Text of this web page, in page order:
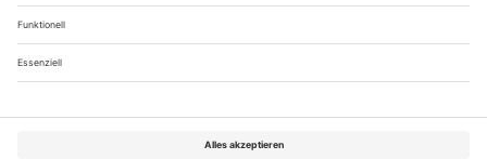
Über uns Kontakt Kritikerumfrage Newsletter